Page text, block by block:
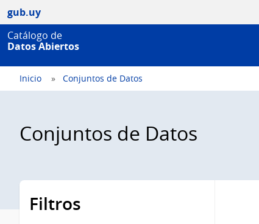
gub.uy
Catálogo de
Datos Abiertos
Inicio Conjuntos de Datos
Conjuntos de Datos
Filtros